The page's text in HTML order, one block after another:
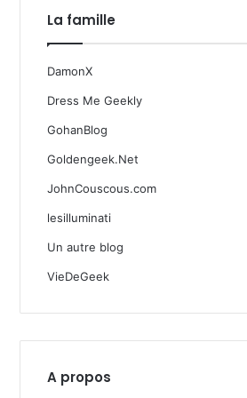
La famille
DamonX
Dress Me Geekly
GohanBlog
Goldengeek.Net
JohnCouscous.com
lesilluminati
Un autre blog
VieDeGeek
A propos